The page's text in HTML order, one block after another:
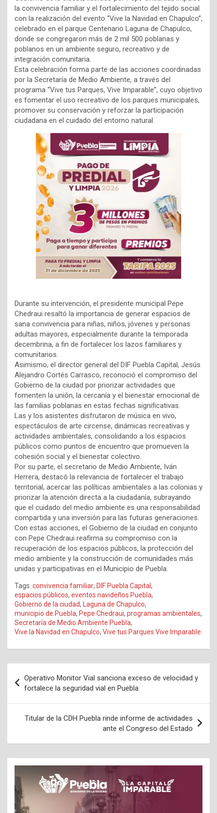
la convivencia familiar y el fortalecimiento del tejido social
con la realización del evento “Vive la Navidad en Chapulco”,
celebrado en el parque Centenario Laguna de Chapulco,
donde se congregaron más de 2 mil 500 poblanas y
poblanos en un ambiente seguro, recreativo y de
integración comunitaria.
Esta celebración forma parte de las acciones coordinadas
por la Secretaría de Medio Ambiente, a través del
programa “Vive tus Parques, Vive Imparable”, cuyo objetivo
es fomentar el uso recreativo de los parques municipales,
promover su conservación y reforzar la participación
ciudadana en el cuidado del entorno natural.
Durante su intervención, el presidente municipal Pepe
Chedraui resaltó la importancia de generar espacios de
sana convivencia para niñas, niños, jóvenes y personas
adultas mayores, especialmente durante la temporada
decembrina, a fin de fortalecer los lazos familiares y
comunitarios.
Asimismo, el director general del DIF Puebla Capital, Jesús
Alejandro Cortés Carrasco, reconoció el compromiso del
Gobierno de la ciudad por priorizar actividades que
fomenten la unión, la cercanía y el bienestar emocional de
las familias poblanas en estas fechas significativas.
Las y los asistentes disfrutaron de música en vivo,
espectáculos de arte circense, dinámicas recreativas y
actividades ambientales, consolidando a los espacios
públicos como puntos de encuentro que promueven la
cohesión social y el bienestar colectivo.
Por su parte, el secretario de Medio Ambiente, Iván
Herrera, destacó la relevancia de fortalecer el trabajo
territorial, acercar las políticas ambientales a las colonias y
priorizar la atención directa a la ciudadanía, subrayando
que el cuidado del medio ambiente es una responsabilidad
compartida y una inversión para las futuras generaciones.
Con estas acciones, el Gobierno de la ciudad en conjunto
con Pepe Chedraui reafirma su compromiso con la
recuperación de los espacios públicos, la protección del
medio ambiente y la construcción de comunidades más
unidas y participativas en el Municipio de Puebla.
Tags: convivencia familiar, DIF Puebla Capital ,
espacios públicos, eventos navideños Puebla,
Gobierno de la ciudad, Laguna de Chapulco,
municipio de Puebla, Pepe Chedraui, programas ambientales,
Secretaría de Medio Ambiente Puebla,
Vive la Navidad en Chapulco, Vive tus Parques Vive Imparable
de
entradas
Operativo Monitor Vial sanciona exceso de velocidad y
fortalece la seguridad vial en Puebla
Titular de la CDH Puebla rinde informe de actividades
ante el Congreso del Estado